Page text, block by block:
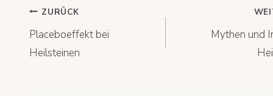
Beitragsnavigation
ZURÜCK
Placeboeffekt bei
Heilsteinen
Mythen und